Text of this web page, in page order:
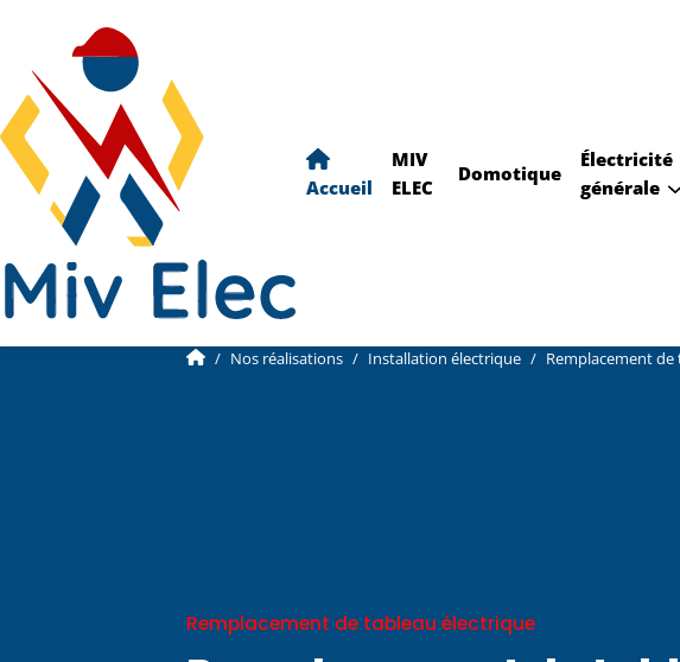
Accueil
MIV
ELEC
Domotique
Électricité
générale
Nos réalisations Installation électrique Remplacement
Remplacement de tableau électrique